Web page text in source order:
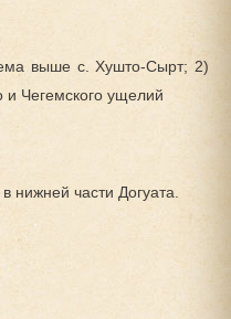
выше с. Хушто-Сырт; 2)
и Чегемского ущелий
нижней части Догуата.